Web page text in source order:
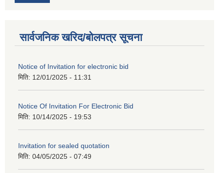
सार्वजनिक खरिद/बोलपत्र सूचना
Notice of Invitation for electronic bid
मिति: 12/01/2025 - 11:31
Notice Of Invitation For Electronic Bid
मिति: 10/14/2025 - 19:53
Invitation for sealed quotation
मिति: 04/05/2025 - 07:49